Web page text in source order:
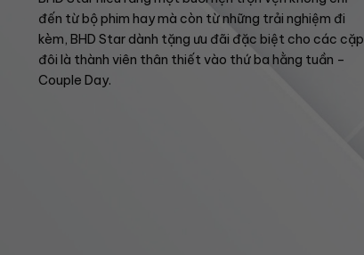
đến từ bộ phim hay mà còn từ những trải nghiệm đi
kèm, BHD Star dành tặng ưu đãi đặc biệt cho các cặp
đôi là thành viên thân thiết vào thứ ba hằng tuần –
Couple Day.